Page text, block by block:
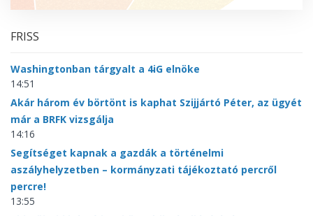
FRISS
Washingtonban tárgyalt a 4iG elnöke
14:51
Akár három év börtönt is kaphat Szijjártó Péter, az ügyét
már a BRFK vizsgálja
14:16
Segítséget kapnak a gazdák a történelmi
aszályhelyzetben – kormányzati tájékoztató percről
percre!
13:55